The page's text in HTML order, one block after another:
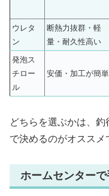
ウレタ
ン
断熱力抜群・軽
量・耐久性高い
発泡ス
チロー
ル
安価・加工が簡単
どちらを選ぶかは、
で決めるのがオススメ
ホームセンター